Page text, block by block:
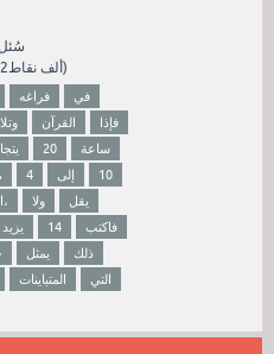
202ألف نقاط)
فراغه
في
القرآن
فإذا
20
ساعة
4 إلى
10
الرياضة، ولا
يقل
يزيد 14
فاكتب
يمثل
ذلك
المتباينات
التي